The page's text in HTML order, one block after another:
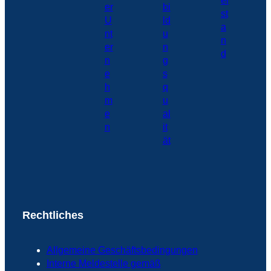
Rechtliches
Allgemeine Geschäftsbedingungen
Interne Meldestelle gemäß